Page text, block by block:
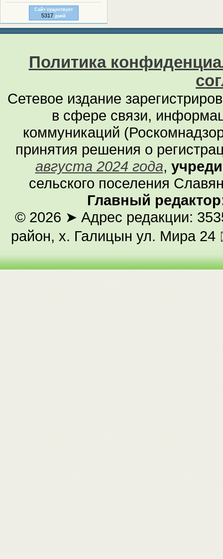
Сайт существует
5317 дней
Политика
Сетевое издание
в сфере связи,
коммуникаций
принятия решения о
августа 2024 года,
сельского поселения
Главный
© 2026 ➤ Адрес редакции:
район, х. Галицын ул. Мира